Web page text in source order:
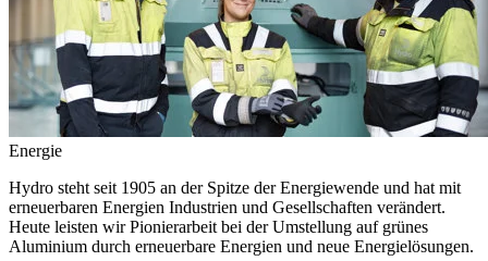
Energie
Hydro steht seit 1905 an der Spitze der Energiewende und hat mit
erneuerbaren Energien Industrien und Gesellschaften verändert.
Heute leisten wir Pionierarbeit bei der Umstellung auf grünes
Aluminium durch erneuerbare Energien und neue Energielösungen.